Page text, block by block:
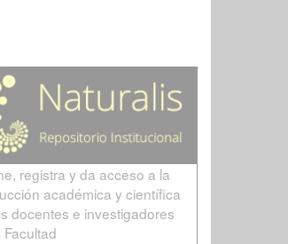
registra y da acceso a la
académica y científica
docentes e investigadores
Facultad